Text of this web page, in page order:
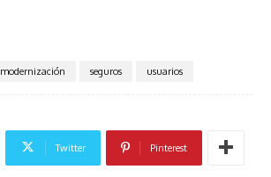
modernización seguros usuarios
Twitter Pinterest